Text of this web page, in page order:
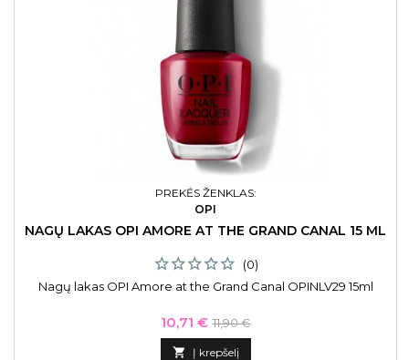
PREKĖS ŽENKLAS:
OPI
NAGŲ LAKAS OPI AMORE AT THE GRAND CANAL 15 ML
(0)
Nagų lakas OPI Amore at the Grand Canal OPINLV29 15ml
Kaina
10,71 € Bazinė
kaina
11,90 €
 Į krepšelį